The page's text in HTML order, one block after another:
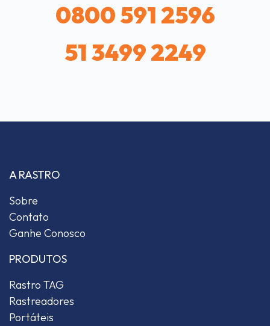
0800 591 2596
51 3499 2249
A RASTRO
Sobre
Contato
Ganhe Conosco
PRODUTOS
Rastro TAG
Rastreadores
Portáteis